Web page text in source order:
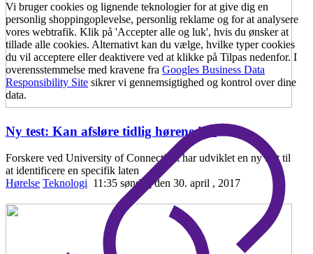
Ny test: Kan afsløre tidlig hørenedsæ
Forskere ved University of Connecticut har udviklet en ny test til
at identificere en specifik laten
Hørelse Teknologi 11:35 søndag den 30. april , 2017
Vi bruger cookies og lignende teknologier for at give dig en
personlig shoppingoplevelse, personlig reklame og for at analysere
vores webtrafik. Klik på 'Accepter alle og luk', hvis du ønsker at
tillade alle cookies. Alternativt kan du vælge, hvilke typer cookies
du vil acceptere eller deaktivere ved at klikke på Tilpas nedenfor. I
overensstemmelse med kravene fra Googles Business Data
Responsibility Site sikrer vi gennemsigtighed og kontrol over dine
data.